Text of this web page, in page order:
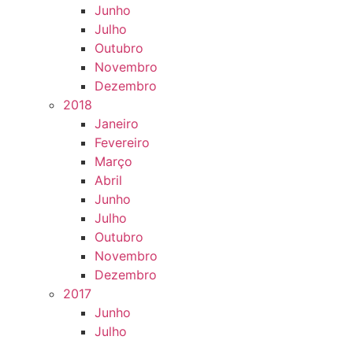
Junho
Julho
Outubro
Novembro
Dezembro
2018
Janeiro
Fevereiro
Março
Abril
Junho
Julho
Outubro
Novembro
Dezembro
2017
Junho
Julho